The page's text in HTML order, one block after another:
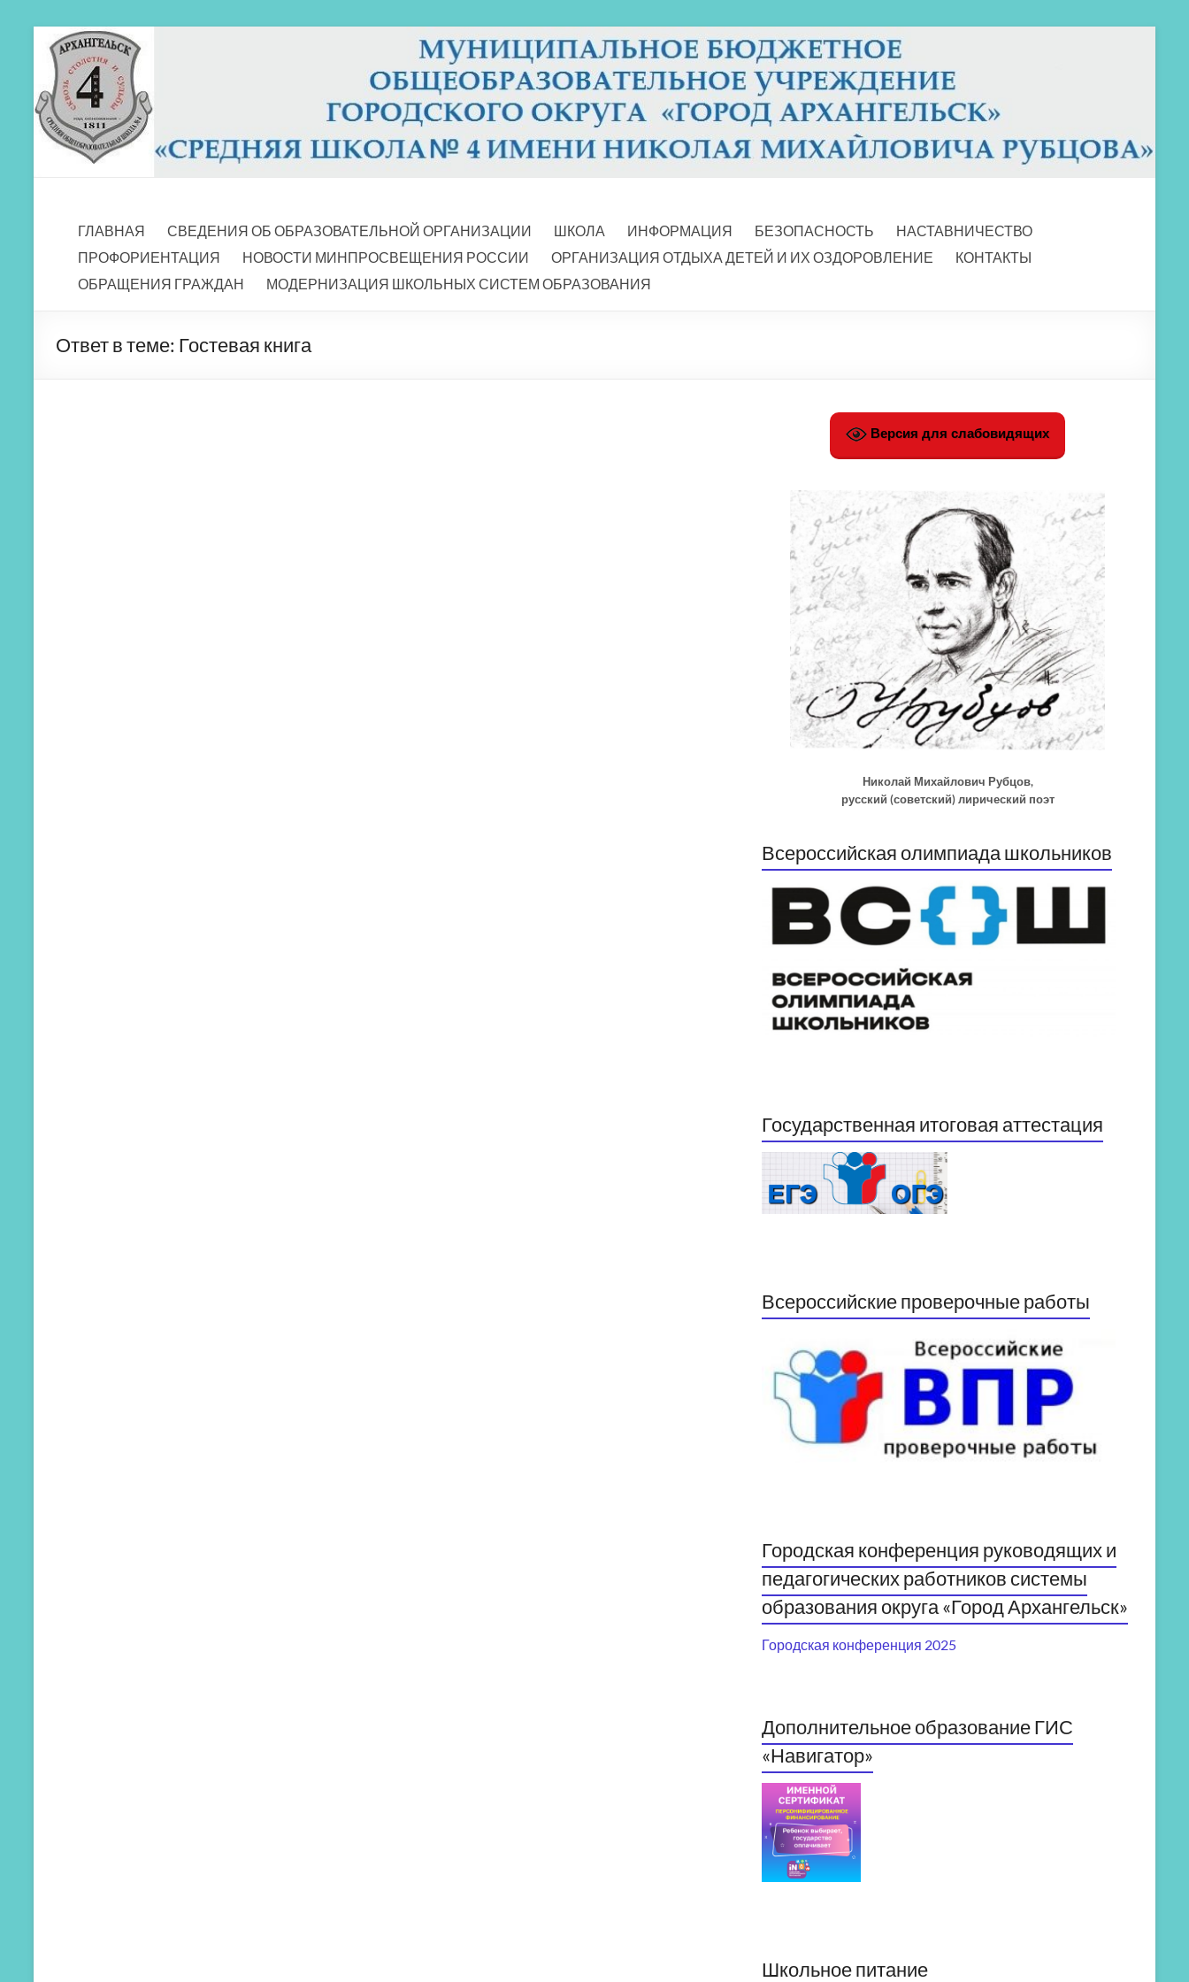
Перейти
содержимому
МБОУ СШ 4
ГЛАВНАЯ
СВЕДЕНИЯ ОБ ОБРАЗОВАТЕЛЬНОЙ ОРГАНИЗАЦИИ ШКОЛА ИНФОРМАЦИЯ БЕЗОПАСНОСТЬ
НАСТАВНИЧЕСТВО
ПРОФОРИЕНТАЦИЯ
НОВОСТИ МИНПРОСВЕЩЕНИЯ РОССИИ ОРГАНИЗАЦИЯ ОТДЫХА ДЕТЕЙ И ИХ ОЗДОРОВЛЕНИЕ
КОНТАКТЫ
ОБРАЩЕНИЯ ГРАЖДАН
МОДЕРНИЗАЦИЯ ШКОЛЬНЫХ СИСТЕМ ОБРАЗОВАНИЯ
Ответ в теме: Гостевая книга
Версия для слабовидящих
Николай Михайлович Рубцов,
русский (советский) лирический поэт
Всероссийская олимпиада школьников
Государственная итоговая аттестация
Всероссийские проверочные работы
Городская конференция руководящих и
педагогических работников системы
образования округа «Город Архангельск»
Городская конференция 2025
Дополнительное образование ГИС
«Навигатор»
Школьное питание